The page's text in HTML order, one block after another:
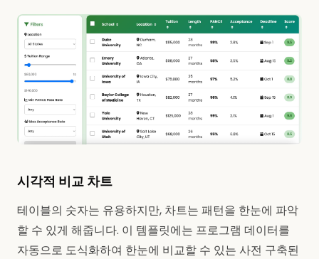
시각적 비교 차트
테이블의 숫자는 유용하지만, 차트는 패턴을 한눈에 파악
할 수 있게 해줍니다. 이 템플릿에는 프로그램 데이터를
자동으로 도식화하여 한눈에 비교할 수 있는 사전 구축된